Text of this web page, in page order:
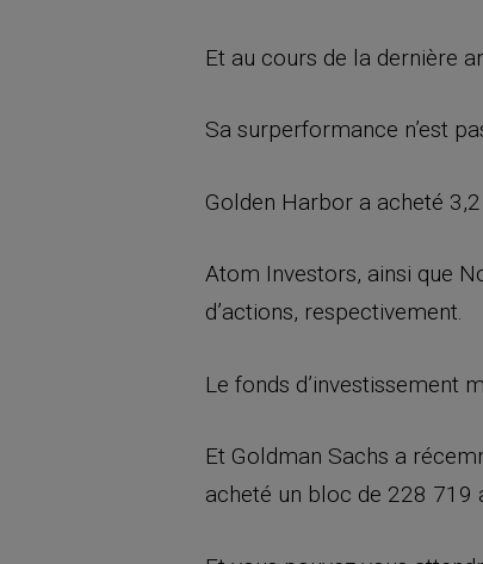
Et au cours de la dernière
Sa surperformance n’est
Golden Harbor a acheté 3,2
Atom Investors, ainsi que
d’actions, respectivement.
Le fonds d’investissement
Et Goldman Sachs a
acheté un bloc de 228 719